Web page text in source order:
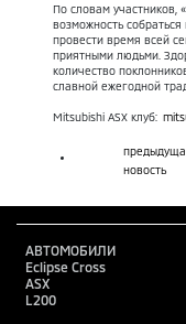
По словам участников,
возможность
провести время всей
приятными людьми.
количество
славной ежегодной
Mitsubishi ASX клуб:
новость
АВТОМОБИЛИ
Eclipse Cross
ASX
L200